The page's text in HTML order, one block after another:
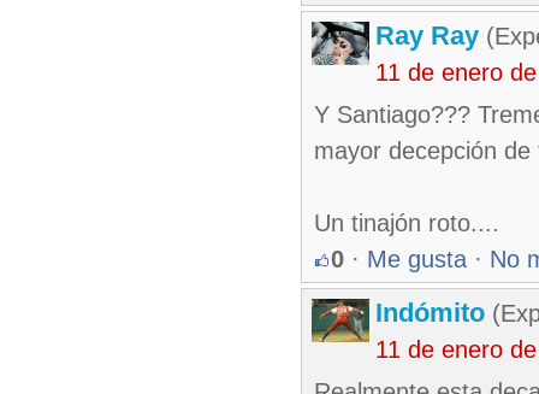
Ray Ray
11 de enero
Y Santiago???
mayor decepción
Un tinajón roto....
0 · Me gusta · No
Indómito
11 de enero